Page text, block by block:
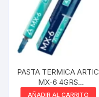
PASTA TERMICA ARTIC
MX-6 4GRS
COMPUESTO TERMICO
AÑADIR AL CARRITO